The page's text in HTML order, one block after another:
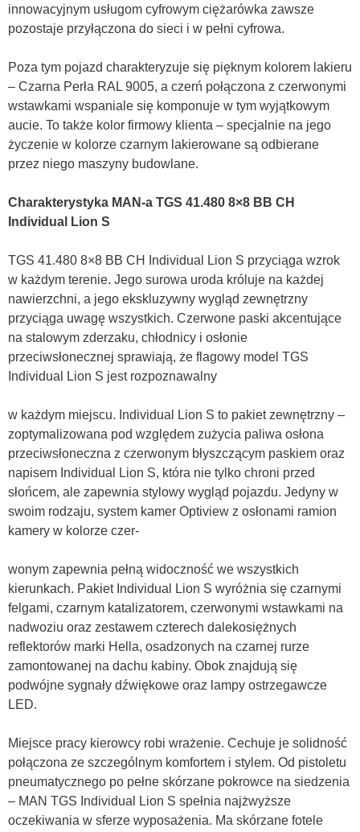
innowacyjnym usługom cyfrowym ciężarówka zawsze
pozostaje przyłączona do sieci i w pełni cyfrowa.
Poza tym pojazd charakteryzuje się pięknym kolorem lakieru
– Czarna Perła RAL 9005, a czerń połączona z czerwonymi
wstawkami wspaniale się komponuje w tym wyjątkowym
aucie. To także kolor firmowy klienta – specjalnie na jego
życzenie w kolorze czarnym lakierowane są odbierane
przez niego maszyny budowlane.
Charakterystyka MAN-a TGS 41.480 8×8 BB CH
Individual Lion S
TGS 41.480 8×8 BB CH Individual Lion S przyciąga wzrok
w każdym terenie. Jego surowa uroda króluje na każdej
nawierzchni, a jego ekskluzywny wygląd zewnętrzny
przyciąga uwagę wszystkich. Czerwone paski akcentujące
na stalowym zderzaku, chłodnicy i osłonie
przeciwsłonecznej sprawiają, że flagowy model TGS
Individual Lion S jest rozpoznawalny
w każdym miejscu. Individual Lion S to pakiet zewnętrzny –
zoptymalizowana pod względem zużycia paliwa osłona
przeciwsłoneczna z czerwonym błyszczącym paskiem oraz
napisem Individual Lion S, która nie tylko chroni przed
słońcem, ale zapewnia stylowy wygląd pojazdu. Jedyny w
swoim rodzaju, system kamer Optiview z osłonami ramion
kamery w kolorze czer-
wonym zapewnia pełną widoczność we wszystkich
kierunkach. Pakiet Individual Lion S wyróżnia się czarnymi
felgami, czarnym katalizatorem, czerwonymi wstawkami na
nadwoziu oraz zestawem czterech dalekosiężnych
reflektorów marki Hella, osadzonych na czarnej rurze
zamontowanej na dachu kabiny. Obok znajdują się
podwójne sygnały dźwiękowe oraz lampy ostrzegawcze
LED.
Miejsce pracy kierowcy robi wrażenie. Cechuje je solidność
połączona ze szczególnym komfortem i stylem. Od pistoletu
pneumatycznego po pełne skórzane pokrowce na siedzenia
– MAN TGS Individual Lion S spełnia najżwyższe
oczekiwania w sferze wyposażenia. Ma skórzane fotele